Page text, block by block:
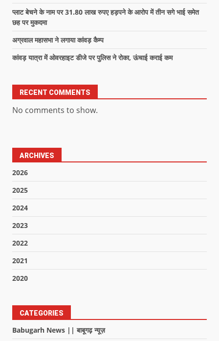
प्लाट बेचने के नाम पर 31.80 लाख रुपए हड़पने के आरोप में तीन सगे भाई समेत
छह पर मुकदमा
अग्रवाल महासभा ने लगाया कांवड़ कैम्प
कांवड़ यात्रा में ओवरहाइट डीजे पर पुलिस ने रोका, ऊंचाई कराई कम
RECENT COMMENTS
No comments to show.
ARCHIVES
2026
2025
2024
2023
2022
2021
2020
CATEGORIES
Babugarh News || बाबूगढ़ न्यूज़